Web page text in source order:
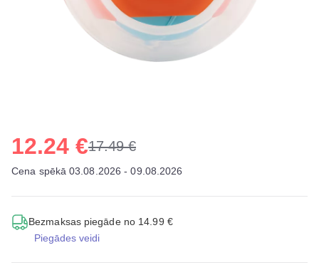
12.24 €17.49 €
Cena spēkā 03.08.2026 - 09.08.2026
Bezmaksas piegāde no 14.99 €
Piegādes veidi